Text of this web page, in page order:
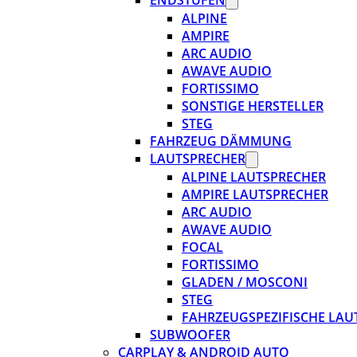
ALPINE
AMPIRE
ARC AUDIO
AWAVE AUDIO
FORTISSIMO
SONSTIGE HERSTELLER
STEG
FAHRZEUG DÄMMUNG
LAUTSPRECHER
ALPINE LAUTSPRECHER
AMPIRE LAUTSPRECHER
ARC AUDIO
AWAVE AUDIO
FOCAL
FORTISSIMO
GLADEN / MOSCONI
STEG
FAHRZEUGSPEZIFISCHE
SUBWOOFER
CARPLAY & ANDROID AUTO